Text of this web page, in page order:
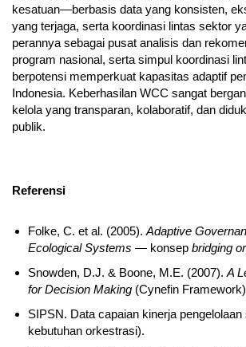
kesatuan—berbasis data yang konsisten,
yang terjaga, serta koordinasi lintas sektor
perannya sebagai pusat analisis dan
program nasional, serta simpul koordinasi
berpotensi memperkuat kapasitas adaptif
Indonesia. Keberhasilan WCC sangat
kelola yang transparan, kolaboratif, dan
publik.
Referensi
Folke, C. et al. (2005). Adaptive
Ecological Systems — konsep bridging
Snowden, D.J. & Boone, M.E. (2007). A
for Decision Making (Cynefin
SIPSN. Data capaian kinerja
kebutuhan orkestrasi).